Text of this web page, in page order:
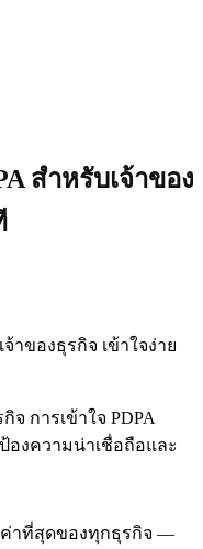
สำหรับเจ้าของ
การเข้าใจ PDPA
องความน่าเชื่อถือและ
าที่สุดของทุกธุรกิจ —